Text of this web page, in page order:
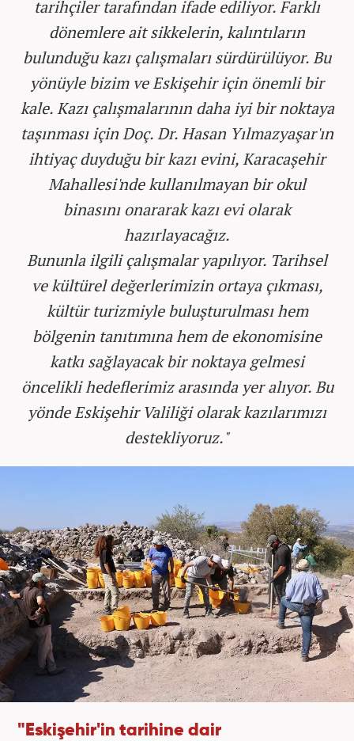
tarihçiler tarafından ifade ediliyor. Farklı
dönemlere ait sikkelerin, kalıntıların
bulunduğu kazı çalışmaları sürdürülüyor. Bu
yönüyle bizim ve Eskişehir için önemli bir
kale. Kazı çalışmalarının daha iyi bir noktaya
taşınması için Doç. Dr. Hasan Yılmazyaşar'ın
ihtiyaç duyduğu bir kazı evini, Karacaşehir
Mahallesi'nde kullanılmayan bir okul
binasını onararak kazı evi olarak
hazırlayacağız.
Bununla ilgili çalışmalar yapılıyor. Tarihsel
ve kültürel değerlerimizin ortaya çıkması,
kültür turizmiyle buluşturulması hem
bölgenin tanıtımına hem de ekonomisine
katkı sağlayacak bir noktaya gelmesi
öncelikli hedeflerimiz arasında yer alıyor. Bu
yönde Eskişehir Valiliği olarak kazılarımızı
destekliyoruz."
"Eskişehir'in tarihine dair